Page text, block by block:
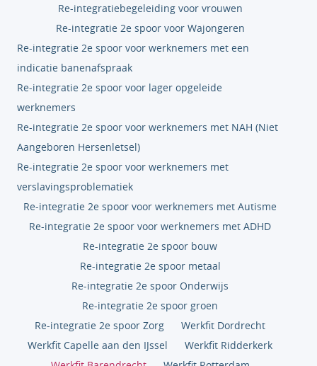
Re-integratiebegeleiding voor vrouwen
Re-integratie 2e spoor voor Wajongeren
Re-integratie 2e spoor voor werknemers met een
indicatie banenafspraak
Re-integratie 2e spoor voor lager opgeleide
werknemers
Re-integratie 2e spoor voor werknemers met NAH (Niet
Aangeboren Hersenletsel)
Re-integratie 2e spoor voor werknemers met
verslavingsproblematiek
Re-integratie 2e spoor voor werknemers met Autisme
Re-integratie 2e spoor voor werknemers met ADHD
Re-integratie 2e spoor bouw
Re-integratie 2e spoor metaal
Re-integratie 2e spoor Onderwijs
Re-integratie 2e spoor groen
Re-integratie 2e spoor Zorg
Werkfit Dordrecht
Werkfit Capelle aan den IJssel
Werkfit Ridderkerk